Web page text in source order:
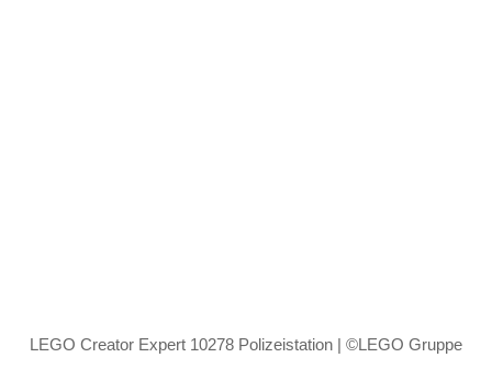
LEGO Creator Expert 10278 Polizeistation | ©LEGO Gruppe